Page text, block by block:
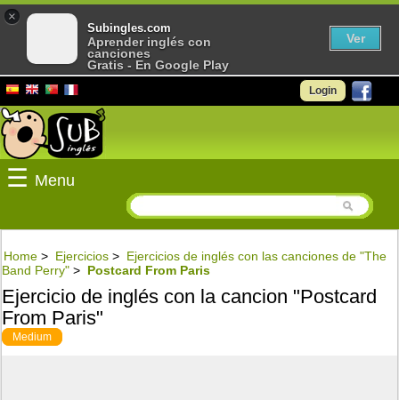
Login
☰ Menu
Home > Ejercicios > Ejercicios de inglés con las canciones de "The
Band Perry" > Postcard From Paris
Ejercicio de inglés con la cancion "Postcard
From Paris"
Medium
×
Subingles.com
Aprender inglés con
canciones
Gratis - En Google Play
Ver